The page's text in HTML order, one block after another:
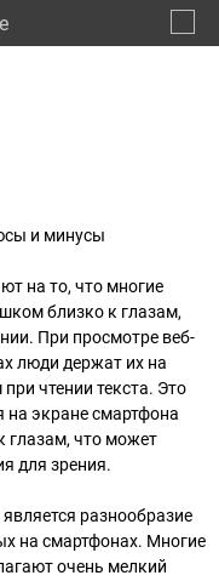
и минусы
на то, что многие
близко к глазам,
При просмотре веб-
люди держат их на
чтении текста. Это
на экране смартфона
глазам, что может
для зрения.
разнообразие
на смартфонах. Многие
очень мелкий